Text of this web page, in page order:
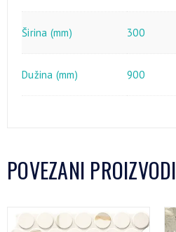
Širina (mm) 300
Dužina (mm) 900
POVEZANI PROIZVODI